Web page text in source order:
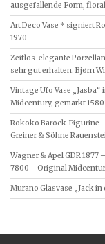
ausgefallende Form,
Art Deco Vase * signiert
1970
Zeitlos-elegante
sehr gut erhalten. Bjørn
Vintage Ufo Vase
Midcentury, gemarkt
Rokoko Barock-Figurine
Greiner & Söhne
Wagner & Apel GDR
7800 – Original
Murano Glasvase „Jack